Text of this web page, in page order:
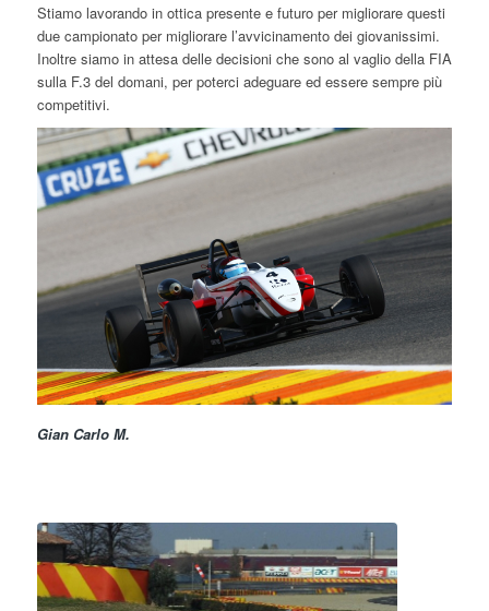
Stiamo lavorando in ottica presente e futuro per migliorare questi
due campionato per migliorare l’avvicinamento dei giovanissimi.
Inoltre siamo in attesa delle decisioni che sono al vaglio della FIA
sulla F.3 del domani, per poterci adeguare ed essere sempre più
competitivi.
Gian Carlo M.